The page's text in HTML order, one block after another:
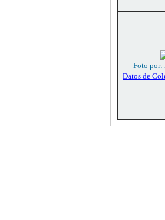
Foto por:
Datos de